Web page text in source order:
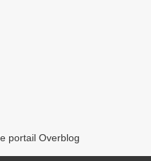
portail Overblog